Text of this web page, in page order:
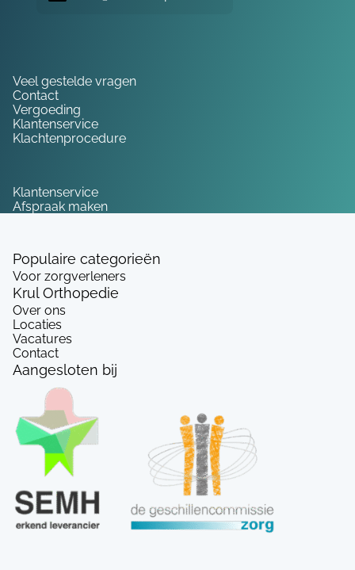
Veel gestelde vragen
Contact
Vergoeding
Klantenservice
Klachtenprocedure
Klantenservice
Afspraak maken
Populaire categorieën
Voor zorgverleners
Krul Orthopedie
Over ons
Locaties
Vacatures
Contact
Aangesloten bij